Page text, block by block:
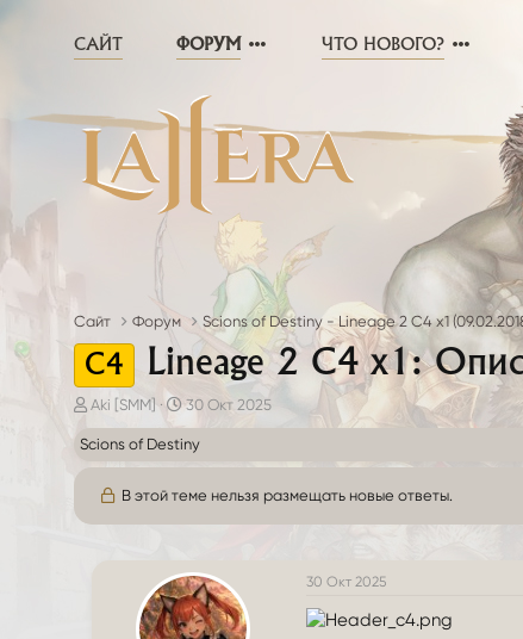
САЙТ ФОРУМ ЧТО НОВОГО?
Сайт Форум Scions of Destiny - Lineage 2 C4 x1
C4 Lineage 2 C4 х1:
А
в
т
Aki [SMM]
Д
а
т
н
л
а
30 Окт 2025
Scions of Destiny
В этой теме нельзя размещать новые ответы.
30 Окт 2025